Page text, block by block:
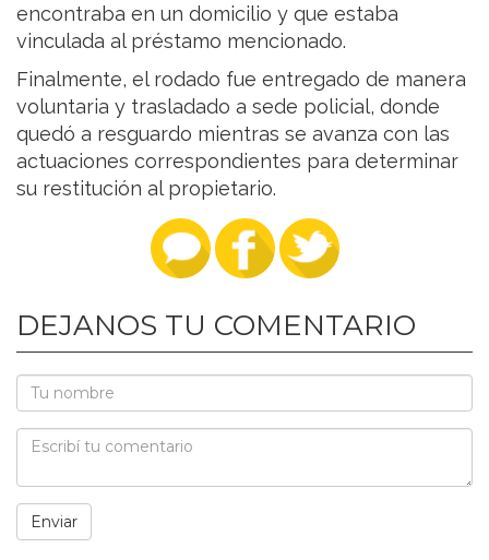
encontraba en un domicilio y que estaba
vinculada al préstamo mencionado.
Finalmente, el rodado fue entregado de manera
voluntaria y trasladado a sede policial, donde
quedó a resguardo mientras se avanza con las
actuaciones correspondientes para determinar
su restitución al propietario.
DEJANOS TU COMENTARIO